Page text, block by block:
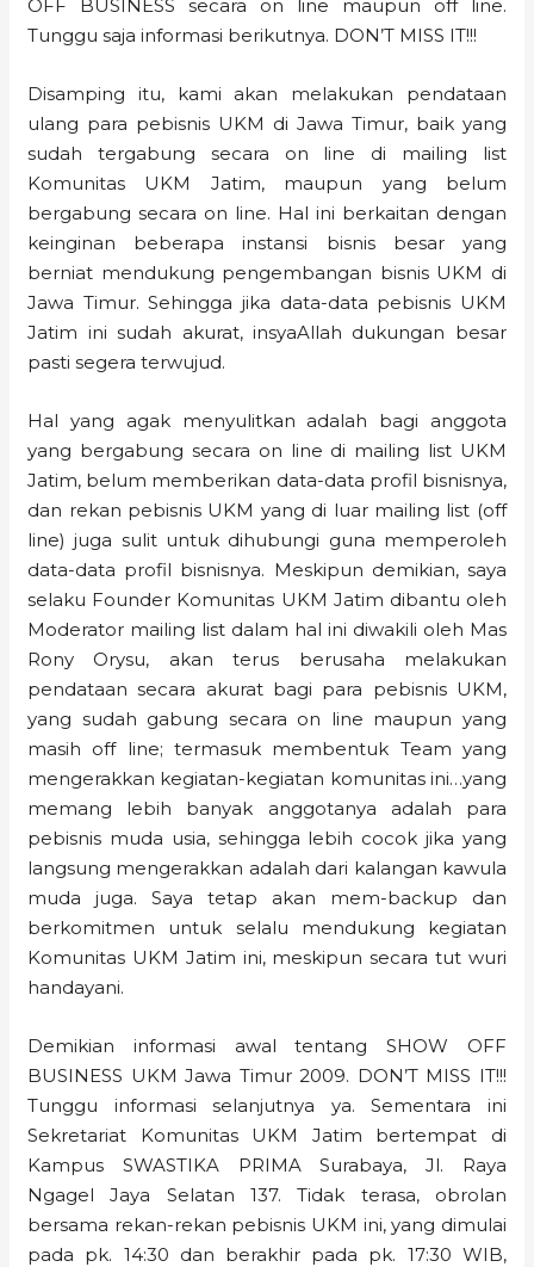
OFF BUSINESS secara on line maupun off line.
Tunggu saja informasi berikutnya. DON’T MISS IT!!!
Disamping itu, kami akan melakukan pendataan
ulang para pebisnis UKM di Jawa Timur, baik yang
sudah tergabung secara on line di mailing list
Komunitas UKM Jatim, maupun yang belum
bergabung secara on line. Hal ini berkaitan dengan
keinginan beberapa instansi bisnis besar yang
berniat mendukung pengembangan bisnis UKM di
Jawa Timur. Sehingga jika data-data pebisnis UKM
Jatim ini sudah akurat, insyaAllah dukungan besar
pasti segera terwujud.
Hal yang agak menyulitkan adalah bagi anggota
yang bergabung secara on line di mailing list UKM
Jatim, belum memberikan data-data profil bisnisnya,
dan rekan pebisnis UKM yang di luar mailing list (off
line) juga sulit untuk dihubungi guna memperoleh
data-data profil bisnisnya. Meskipun demikian, saya
selaku Founder Komunitas UKM Jatim dibantu oleh
Moderator mailing list dalam hal ini diwakili oleh Mas
Rony Orysu, akan terus berusaha melakukan
pendataan secara akurat bagi para pebisnis UKM,
yang sudah gabung secara on line maupun yang
masih off line; termasuk membentuk Team yang
mengerakkan kegiatan-kegiatan komunitas ini…yang
memang lebih banyak anggotanya adalah para
pebisnis muda usia, sehingga lebih cocok jika yang
langsung mengerakkan adalah dari kalangan kawula
muda juga. Saya tetap akan mem-backup dan
berkomitmen untuk selalu mendukung kegiatan
Komunitas UKM Jatim ini, meskipun secara tut wuri
handayani.
Demikian informasi awal tentang SHOW OFF
BUSINESS UKM Jawa Timur 2009. DON’T MISS IT!!!
Tunggu informasi selanjutnya ya. Sementara ini
Sekretariat Komunitas UKM Jatim bertempat di
Kampus SWASTIKA PRIMA Surabaya, Jl. Raya
Ngagel Jaya Selatan 137. Tidak terasa, obrolan
bersama rekan-rekan pebisnis UKM ini, yang dimulai
pada pk. 14:30 dan berakhir pada pk. 17:30 WIB,